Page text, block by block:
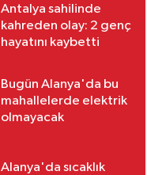
Antalya sahilinde
kahreden olay: 2 genç
hayatını kaybetti
Bugün Alanya'da bu
mahallelerde elektrik
olmayacak
Alanya'da sıcaklık